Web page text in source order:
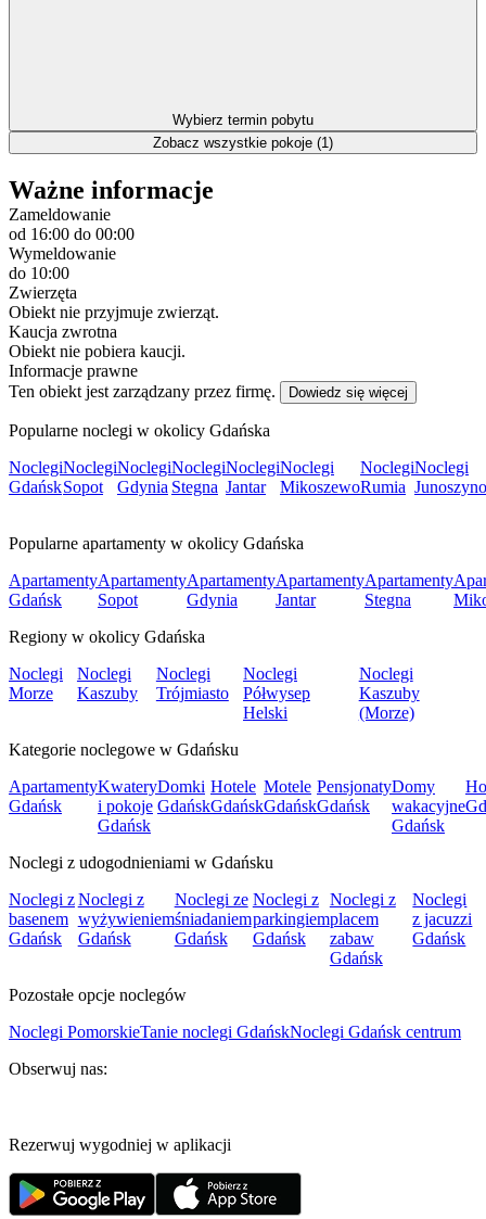
Wybierz termin pobytu
Zobacz wszystkie pokoje (1)
Ważne informacje
Zameldowanie
od 16:00 do 00:00
Wymeldowanie
do 10:00
Zwierzęta
Obiekt nie przyjmuje zwierząt.
Kaucja zwrotna
Obiekt nie pobiera kaucji.
Informacje prawne
Ten obiekt jest zarządzany przez firmę.
Dowiedz się więcej
Popularne noclegi w okolicy Gdańska
Noclegi
Gdańsk
Noclegi
Sopot
Noclegi
Gdynia
Noclegi
Stegna
Noclegi
Jantar
Noclegi
Mikoszewo
Noclegi
Rumia
Noclegi
Junoszyno
Popularne apartamenty w okolicy Gdańska
Apartamenty
Gdańsk
Apartamenty
Sopot
Apartamenty
Gdynia
Apartamenty
Jantar
Apartamenty
Stegna
Regiony w okolicy Gdańska
Noclegi
Morze
Noclegi
Kaszuby
Noclegi
Trójmiasto
Noclegi
Półwysep
Helski
Noclegi
Kaszuby
(Morze)
Kategorie noclegowe w Gdańsku
Apartamenty
Gdańsk
Kwatery
i pokoje
Gdańsk
Domki
Gdańsk
Hotele
Gdańsk
Motele
Gdańsk
Pensjonaty
Gdańsk
Domy
wakacyjne
Gdańsk
Noclegi z udogodnieniami w Gdańsku
Noclegi z
basenem
Gdańsk
Noclegi z
wyżywieniem
Gdańsk
Noclegi ze
śniadaniem
Gdańsk
Noclegi z
parkingiem
Gdańsk
Noclegi z
placem
zabaw
Gdańsk
Noclegi
z jacuzzi
Gdańsk
Pozostałe opcje noclegów
Noclegi PomorskieTanie noclegi GdańskNoclegi Gdańsk centrum
Obserwuj nas:
Rezerwuj wygodniej w aplikacji